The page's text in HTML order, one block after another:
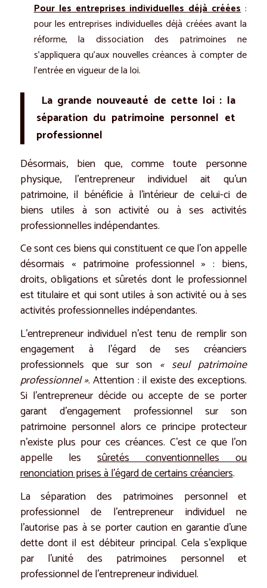
Pour les entreprises individuelles déjà créées:
pour les entreprises individuelles déjà créées avant la
réforme, la dissociation des patrimoines ne
s’appliquera qu’aux nouvelles créances à compter de
l’entrée en vigueur de la loi.
La grande nouveauté de cette loi : la
séparation du patrimoine personnel et
professionnel
Désormais, bien que, comme toute personne
physique, l’entrepreneur individuel ait qu’un
patrimoine, il bénéficie à l’intérieur de celui-ci de
biens utiles à son activité ou à ses activités
professionnelles indépendantes.
Ce sont ces biens qui constituent ce que l’on appelle
désormais « patrimoine professionnel » : biens,
droits, obligations et sûretés dont le professionnel
est titulaire et qui sont utiles à son activité ou à ses
activités professionnelles indépendantes.
L’entrepreneur individuel n’est tenu de remplir son
engagement à l’égard de ses créanciers
professionnels que sur son « seul patrimoine
professionnel ». Attention : il existe des exceptions.
Si l’entrepreneur décide ou accepte de se porter
garant d’engagement professionnel sur son
patrimoine personnel alors ce principe protecteur
n’existe plus pour ces créances. C’est ce que l’on
appelle les sûretés conventionnelles ou
renonciation prises à l’égard de certains créanciers.
La séparation des patrimoines personnel et
professionnel de l’entrepreneur individuel ne
l’autorise pas à se porter caution en garantie d’une
dette dont il est débiteur principal. Cela s’explique
par l’unité des patrimoines personnel et
professionnel de l’entrepreneur individuel.